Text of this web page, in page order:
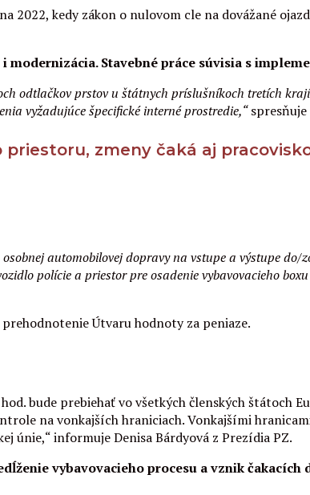
2022, kedy zákon o nulovom cle na dovážané
Stavebné práce súvisia s
odtlačkov prstov u štátnych príslušníkoch tretích
vyžadujúce špecifické interné prostredie,“spresňuje
zmeny čaká aj
automobilovej dopravy na vstupe a výstupe do/
polície a priestor pre osadenie vybavovacieho
prehodnotenie Útvaru hodnoty za peniaze.
bude prebiehať vo všetkých členských štátoch
na vonkajších hraniciach. Vonkajšími
únie,“ informuje Denisa Bárdyová z Prezídia PZ.
vybavovacieho procesu a vznik